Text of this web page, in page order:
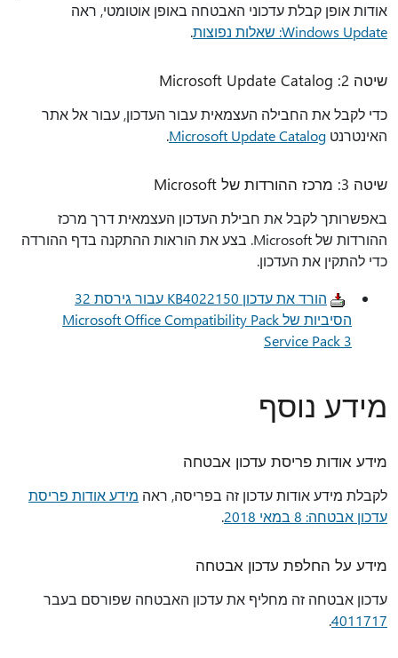
אודות אופן קבלת עדכוני האבטחה באופן אוטומטי, ראה
Windows Update: שאלות נפוצות
.
שיטה 2: Microsoft Update Catalog
כדי לקבל את החבילה העצמאית עבור העדכון, עבור אל אתר
האינטרנט Microsoft Update Catalog
.
שיטה 3: מרכז ההורדות של Microsoft
באפשרותך לקבל את חבילת העדכון העצמאית דרך מרכז
ההורדות של Microsoft. בצע את הוראות ההתקנה בדף ההורדה
כדי להתקין את העדכון.
הורד את עדכון KB4022150 עבור גירסת 32
הסיביות של Microsoft Office Compatibility Pack
Service Pack 3
מידע נוסף
מידע אודות פריסת עדכון אבטחה
לקבלת מידע אודות עדכון זה בפריסה, ראה מידע אודות פריסת
עדכון אבטחה: 8 במאי 2018
.
מידע על החלפת עדכון אבטחה
עדכון אבטחה זה מחליף את עדכון האבטחה שפורסם בעבר
4011717
.